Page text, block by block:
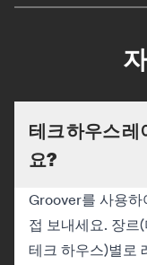
테크 하우스
요?
Groover를 사용하
접 보내세요. 장르
테크 하우스)별로